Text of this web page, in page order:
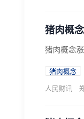
猪肉概
猪肉概念
猪肉概念
人民财讯